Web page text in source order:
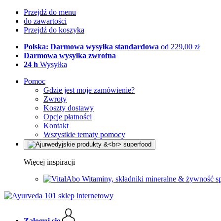
Przejdź do menu
do zawartości
Przejdź do koszyka
Polska: Darmowa wysyłka standardowa od 229,00 zł
Darmowa wysyłka zwrotna
24 h Wysyłka
Pomoc
Gdzie jest moje zamówienie?
Zwroty
Koszty dostawy
Opcje płatności
Kontakt
Wszystkie tematy pomocy
Więcej inspiracji
Witaminy, składniki mineralne & żywność